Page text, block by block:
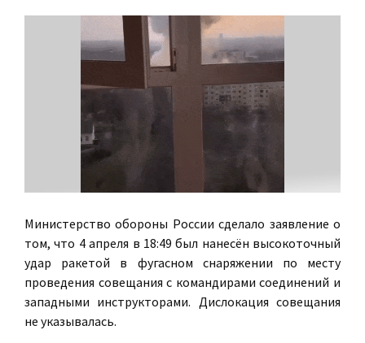
Министерство обороны России сделало заявление о
том, что 4 апреля в 18:49 был нанесён высокоточный
удар ракетой в фугасном снаряжении по месту
проведения совещания с командирами соединений и
западными инструкторами. Дислокация совещания
не указывалась.